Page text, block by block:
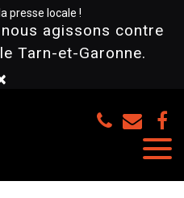
presse locale !
agissons contre
Tarn-et-Garonne.